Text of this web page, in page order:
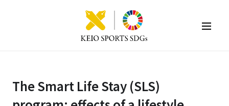
The Smart Life Stay (SLS)